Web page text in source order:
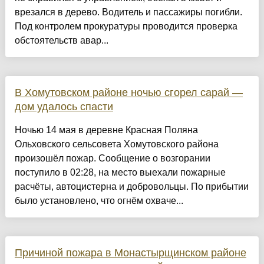
врезался в дерево. Водитель и пассажиры погибли.
Под контролем прокуратуры проводится проверка
обстоятельств авар...
В Хомутовском районе ночью сгорел сарай —
дом удалось спасти
Ночью 14 мая в деревне Красная Поляна
Ольховского сельсовета Хомутовского района
произошёл пожар. Сообщение о возгорании
поступило в 02:28, на место выехали пожарные
расчёты, автоцистерна и добровольцы. По прибытии
было установлено, что огнём охваче...
Причиной пожара в Монастырщинском районе